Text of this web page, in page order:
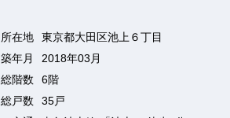
所在地
東京都大田区池上６丁目
築年月
2018年03月
総階数
6階
総戸数
35戸